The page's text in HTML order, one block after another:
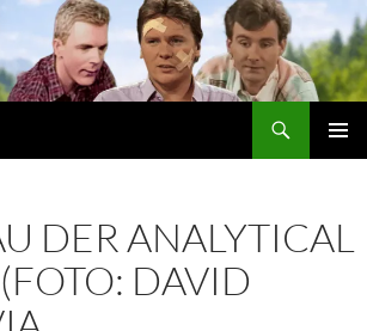
DER ANALYTICAL
DAVID